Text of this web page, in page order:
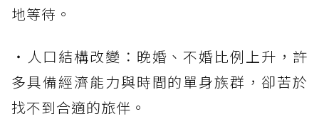
地等待。
・人口結構改變：晚婚、不婚比例上升，許
多具備經濟能力與時間的單身族群，卻苦於
找不到合適的旅伴。